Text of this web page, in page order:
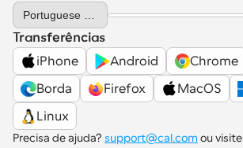
Select Language
Transferências
iPhone
Android Chrome
Borda
Firefox MacOS
Linux
Precisa de ajuda? support@cal.com ou visite